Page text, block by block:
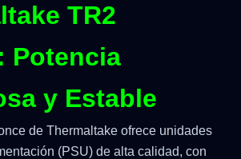
TR2
Potencia
y Estable
de Thermaltake ofrece unidades
(PSU) de alta calidad, con